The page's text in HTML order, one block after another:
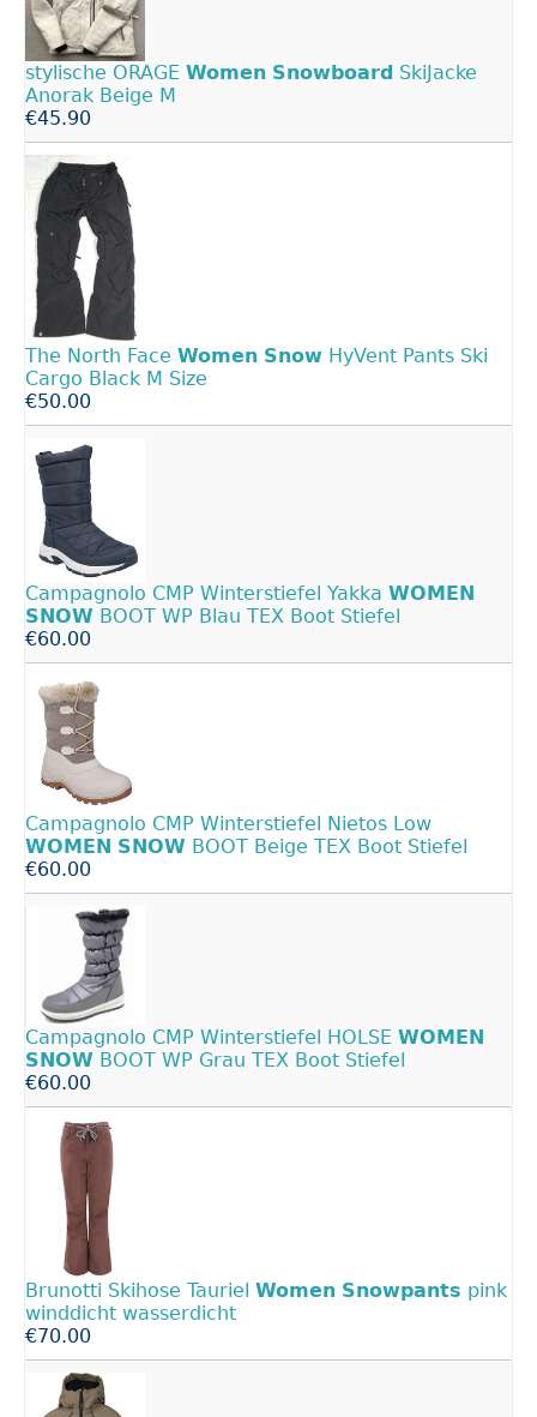
stylische ORAGE Women Snowboard SkiJacke
Anorak Beige M
€45.90
The North Face Women Snow HyVent Pants Ski
Cargo Black M Size
€50.00
Campagnolo CMP Winterstiefel Yakka WOMEN
SNOW BOOT WP Blau TEX Boot Stiefel
€60.00
Campagnolo CMP Winterstiefel Nietos Low
WOMEN SNOW BOOT Beige TEX Boot Stiefel
€60.00
Campagnolo CMP Winterstiefel HOLSE WOMEN
SNOW BOOT WP Grau TEX Boot Stiefel
€60.00
Brunotti Skihose Tauriel Women Snowpants pink
winddicht wasserdicht
€70.00